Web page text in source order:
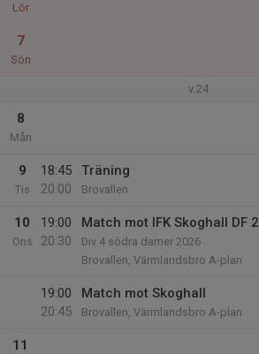
Lör
7
Sön
v.24
8
Mån
9
Tis
18:45
20:00
Träning
Brovallen
10
Ons
19:00
20:30
Match mot IFK Skoghall DF 2
Div 4 södra damer 2026
Brovallen, Värmlandsbro A-plan
19:00
20:45
Match mot Skoghall
Brovallen, Värmlandsbro A-plan
11